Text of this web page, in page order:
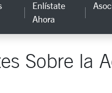
Enlístate
Ahora
Sobre la